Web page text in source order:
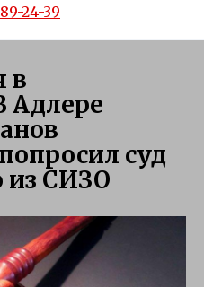
24-39
в
Адлере
суд
из СИЗО